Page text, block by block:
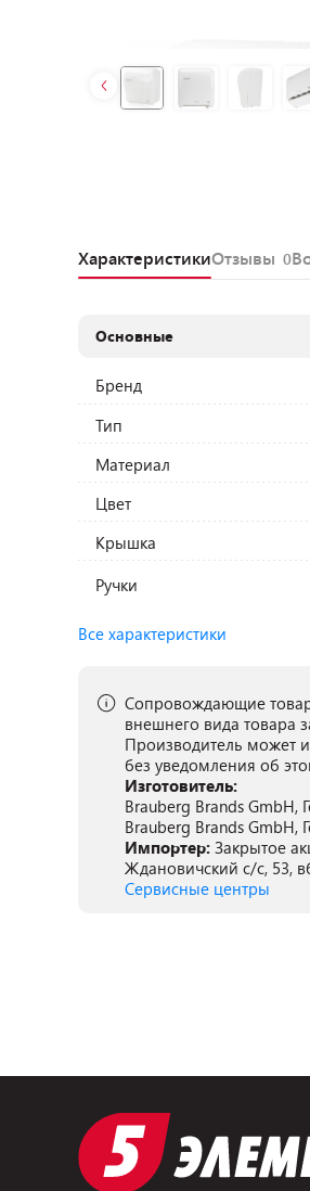
ХарактеристикиОтзывы 0
Основные
Бренд
Тип
Материал
Цвет
Крышка
Ручки
Все характеристики
Сопровождающие
внешнего вида товара
Производитель может
без уведомления об
Изготовитель:
Brauberg Brands GmbH,
Brauberg Brands GmbH,
Импортер: Закрытое
Ждановичский с/с, 53,
Сервисные центры